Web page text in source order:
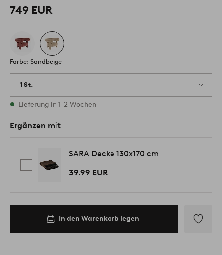
749 EUR
Farbe: Sandbeige
1 St.
Vorrätig
Lieferung in 1-2 Wochen
Ergänzen mit
SARA Decke 130x170 cm
39.99 EUR
In den Warenkorb legen
Favoriten